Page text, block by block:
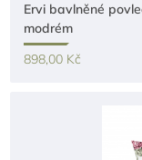
Ervi bavlněné
modrém
898,00 Kč